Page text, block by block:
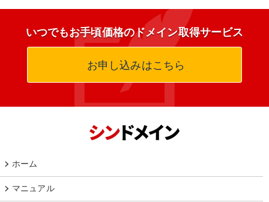
いつでもお手頃価格のドメイン取得サービス
お申し込みはこちら
ホーム
マニュアル